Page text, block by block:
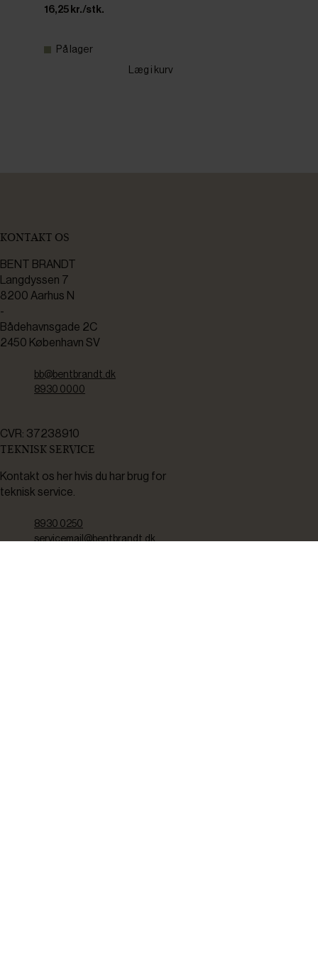
16,25 kr./stk.
På lager
Læg i kurv
KONTAKT OS
BENT BRANDT
Langdyssen 7
8200 Aarhus N
-
Bådehavnsgade 2C
2450 København SV
bb@bentbrandt.dk
8930 0000
CVR: 37238910
TEKNISK SERVICE
Kontakt os her hvis du har brug for
teknisk service.
8930 0250
servicemail@bentbrandt.dk